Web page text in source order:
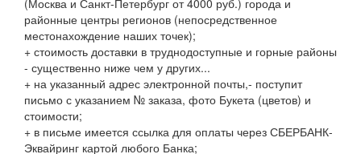
(Москва и Санкт-Петербург от 4000 руб.) города и
районные центры регионов (непосредственное
местонахождение наших точек);
+ стоимость доставки в труднодоступные и горные районы
- существенно ниже чем у других...
+ на указанный адрес электронной почты,- поступит
письмо с указанием № заказа, фото Букета (цветов) и
стоимости;
+ в письме имеется ссылка для оплаты через СБЕРБАНК-
Эквайринг картой любого Банка;